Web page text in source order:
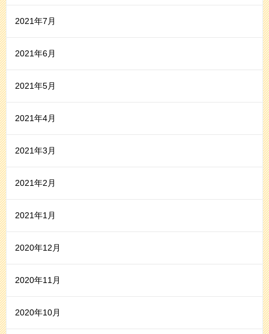
2021年7月
2021年6月
2021年5月
2021年4月
2021年3月
2021年2月
2021年1月
2020年12月
2020年11月
2020年10月